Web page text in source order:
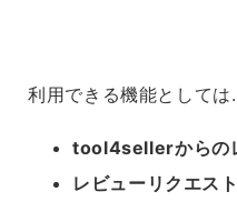
利用できる機能として
tool4sellerからの
レビューリクエスト